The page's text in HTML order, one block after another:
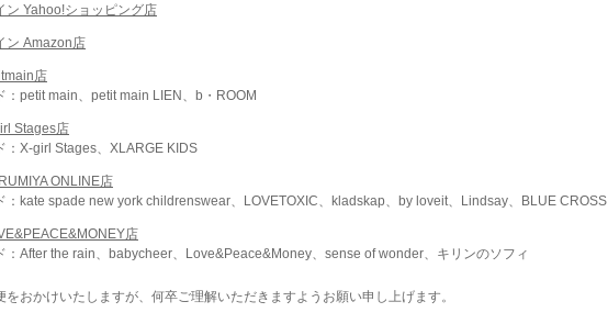
ン Yahoo!ショッピング店
ン Amazon店
店
：petit main、petit main LIEN、b・ROOM
Stages店
：X-girl Stages、XLARGE KIDS
ONLINE店
：kate spade new york childrenswear、LOVETOXIC、kladskap、by loveit、Lindsay、BLUE CROSS
店
：After the rain、babycheer、Love&Peace&Money、sense of wonder、キリンのソフィ
をおかけいたしますが、何卒ご理解いただきますようお願い申し上げます。